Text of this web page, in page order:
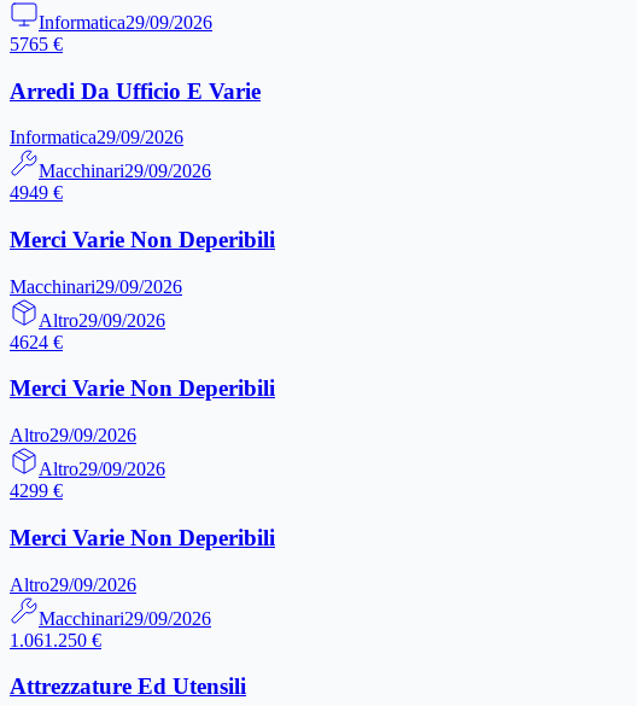
Informatica29/09/2026
5765 €
Arredi Da Ufficio E Varie
Informatica29/09/2026
Macchinari29/09/2026
4949 €
Merci Varie Non Deperibili
Macchinari29/09/2026
Altro29/09/2026
4624 €
Merci Varie Non Deperibili
Altro29/09/2026
Altro29/09/2026
4299 €
Merci Varie Non Deperibili
Altro29/09/2026
Macchinari29/09/2026
1.061.250 €
Attrezzature Ed Utensili